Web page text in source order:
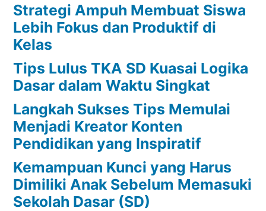
Strategi Ampuh Membuat Siswa
Lebih Fokus dan Produktif di
Kelas
Tips Lulus TKA SD Kuasai Logika
Dasar dalam Waktu Singkat
Langkah Sukses Tips Memulai
Menjadi Kreator Konten
Pendidikan yang Inspiratif
Kemampuan Kunci yang Harus
Dimiliki Anak Sebelum Memasuki
Sekolah Dasar (SD)